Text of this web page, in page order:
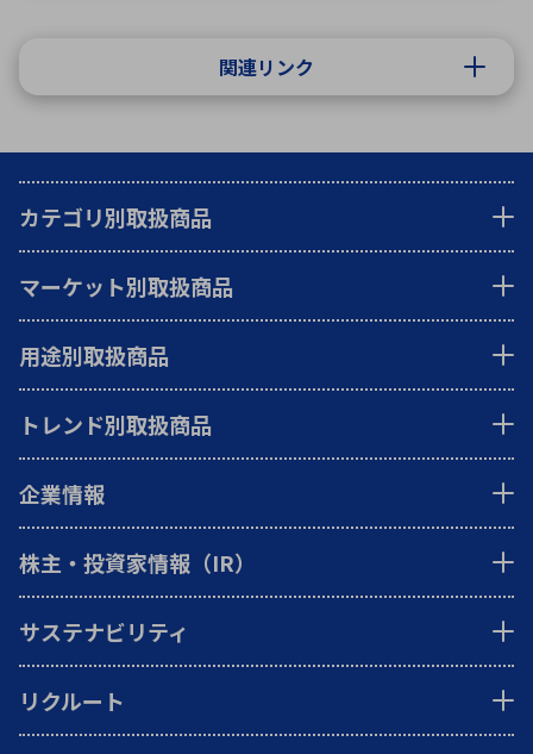
関連リンク
カテゴリ別取扱商品
マーケット別取扱商品
用途別取扱商品
トレンド別取扱商品
企業情報
株主・投資家情報（IR）
サステナビリティ
リクルート